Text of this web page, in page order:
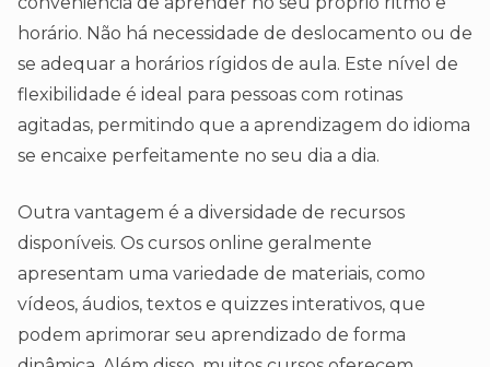
horário. Não há necessidade de deslocamento ou de
se adequar a horários rígidos de aula. Este nível de
flexibilidade é ideal para pessoas com rotinas
agitadas, permitindo que a aprendizagem do idioma
se encaixe perfeitamente no seu dia a dia.
Outra vantagem é a diversidade de recursos
disponíveis. Os cursos online geralmente
apresentam uma variedade de materiais, como
vídeos, áudios, textos e quizzes interativos, que
podem aprimorar seu aprendizado de forma